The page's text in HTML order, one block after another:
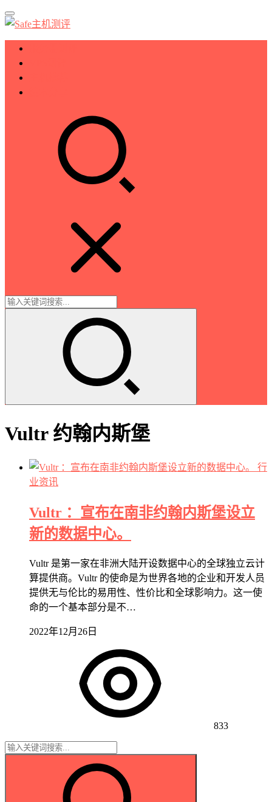
Vultr 约翰内斯堡
行
业资讯
Vultr ：宣布在南非约翰内斯堡设立
新的数据中心。
Vultr 是第一家在非洲大陆开设数据中心的全球独立云计
算提供商。Vultr 的使命是为世界各地的企业和开发人员
提供无与伦比的易用性、性价比和全球影响力。这一使
命的一个基本部分是不…
2022年12月26日
833